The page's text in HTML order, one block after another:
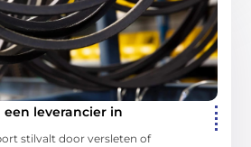
leverancier in
stilvalt door versleten of